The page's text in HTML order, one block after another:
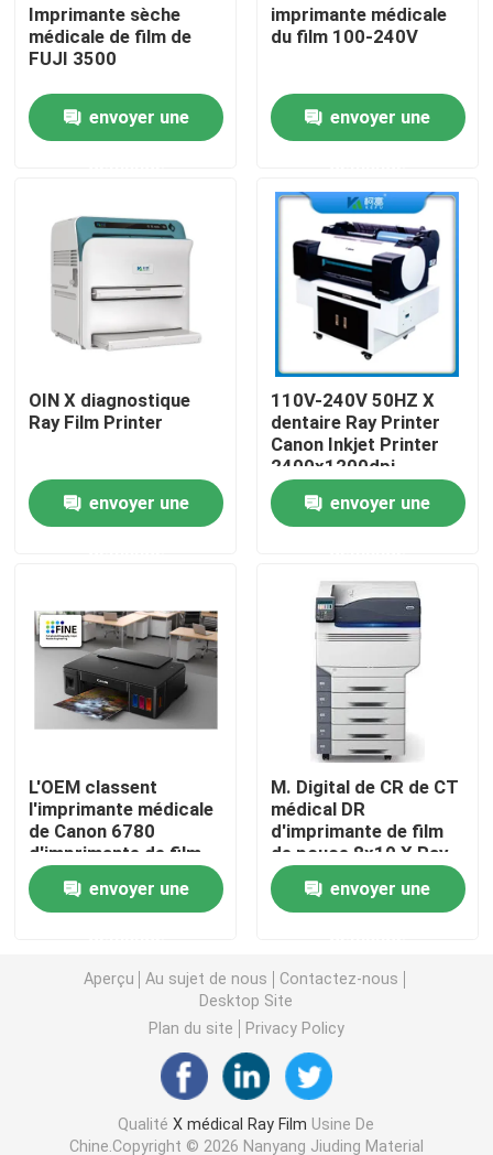
Aperçu
Produits
Visite d'usine
Contrôle de la qualité
Tous les cas
Jet d'encre X Ray Film
Laser X Ray Film
Film sec médical
Film de rayon de l'ANIMAL FAMILIER X
papier de photo de rc
Film de transfert de chaleur
film thermique médical
Imprimante sèche
médicale de film de
FUJI 3500
envoyer une
imprimante médicale
du film 100-240V
envoyer une
OIN X diagnostique
Ray Film Printer
envoyer une
110V-240V 50HZ X
dentaire Ray Printer
Canon Inkjet Printer
2400x1200dpi
envoyer une
L'OEM classent
l'imprimante médicale
de Canon 6780
d'imprimante de film
d'I 14×51in
envoyer une
M. Digital de CR de CT
médical DR
d'imprimante de film
de pouce 8x10 X Ray
Machine Printer
envoyer une
Aperçu Au sujet de nous
Contactez-nous
Desktop Site
Plan du site
Privacy Policy
QualitéX médical Ray Film Usine De
Chine.Copyright © 2026 Nanyang Jiuding Material